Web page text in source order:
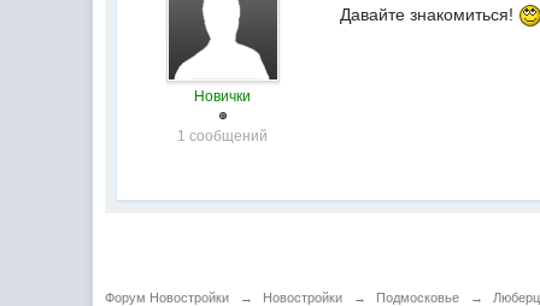
Новички
1 сообщений
Давайте знакомиться!
Форум Новостройки → Новостройки → Подмосковье →